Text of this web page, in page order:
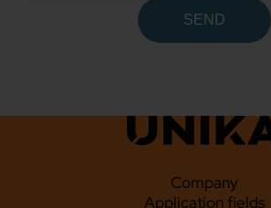
Company
Application fields